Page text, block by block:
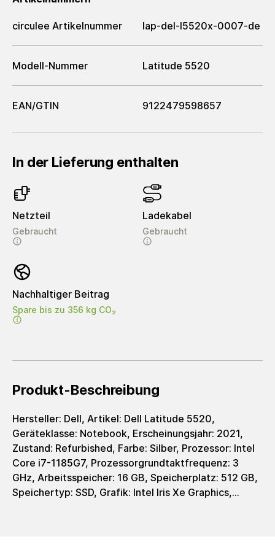
circulee Artikelnummer lap-del-l5520x-0007-de
Modell-Nummer Latitude 5520
EAN/GTIN 9122479598657
In der Lieferung enthalten
Netzteil
Gebraucht
Ladekabel
Gebraucht
Nachhaltiger Beitrag
Spare bis zu 356 kg CO₂
Produkt-Beschreibung
Hersteller: Dell, Artikel: Dell Latitude 5520,
Geräteklasse: Notebook, Erscheinungsjahr: 2021,
Zustand: Refurbished, Farbe: Silber, Prozessor: Intel
Core i7-1185G7, Prozessorgrundtaktfrequenz: 3
GHz, Arbeitsspeicher: 16 GB, Speicherplatz: 512 GB,
Speichertyp: SSD, Grafik: Intel Iris Xe Graphics,